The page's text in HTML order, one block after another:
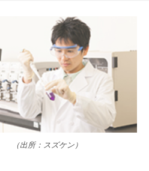
（出所：スズケン）